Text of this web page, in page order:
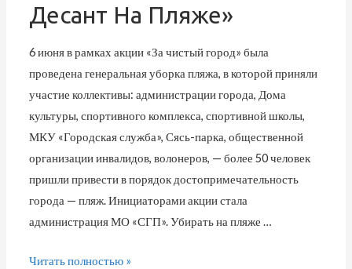
Десант На Пляже»
6 июня в рамках акции «За чистый город» была
проведена генеральная уборка пляжа, в которой приняли
участие коллективы: администрации города, Дома
культуры, спортивного комплекса, спортивной школы,
МКУ «Городская служба», Сясь-парка, общественной
организации инвалидов, волонеров, — более 50 человек
пришли привести в порядок достопримечательность
города — пляж. Инициаторами акции стала
администрация МО «СГП». Убирать на пляже …
Читать полностью »